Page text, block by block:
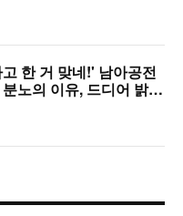
한 거 맞네!' 남아공전
노의 이유, 드디어 밝혀